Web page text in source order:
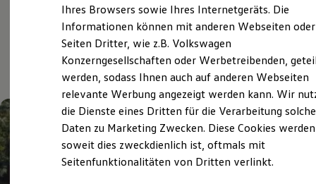
Fahrerassistenz- und Sicherheitssysteme
Kontrollleuchten
Kurzfahrprofile und Ölverdünnung
Batterieverordnung
XTL-Dieselkraftstoff
Ersatzteile und Betriebsflüssigkeiten
Original Zubehör und Lifestyle Produkte
myVolkswagen Business
Elektrisch & Autonom
Elektro - & Hybridfahrzeuge
Klimafreundlicher Strom
Aktuelle Highlights
und Angebote
Ihres Browsers sowie Ihres Internetgeräts. Die
Informationen können mit anderen Webseiten oder
Seiten Dritter, wie z.B. Volkswagen
Konzerngesellschaften oder Werbetreibenden,
werden, sodass Ihnen auch auf anderen Webseiten
relevante Werbung angezeigt werden kann. Wir
die Dienste eines Dritten für die Verarbeitung
Daten zu Marketing Zwecken. Diese Cookies
soweit dies zweckdienlich ist, oftmals mit
Seitenfunktionalitäten von Dritten verlinkt.